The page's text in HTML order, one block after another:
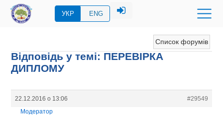
УКР ENG
Список форумів
Відповідь у темі: ПЕРЕВIРКА
ДИПЛОМУ
22.12.2016 о 13:06
#29549
Модератор